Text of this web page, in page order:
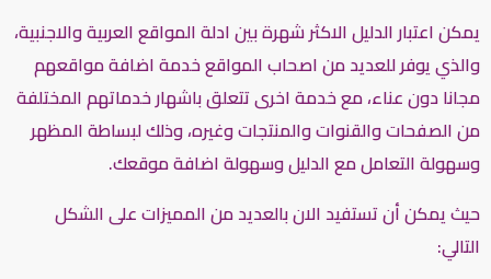
يمكن اعتبار الدليل الاكثر شهرة بين ادلة المواقع العربية والاجنبية،
والذي يوفر للعديد من اصحاب المواقع خدمة اضافة مواقعهم
مجانا دون عناء، مع خدمة اخرى تتعلق باشهار خدماتهم المختلفة
من الصفحات والقنوات والمنتجات وغيره، وذلك لبساطة المظهر
وسهولة التعامل مع الدليل وسهولة اضافة موقعك.
حيث يمكن أن تستفيد الان بالعديد من المميزات على الشكل
التالي: